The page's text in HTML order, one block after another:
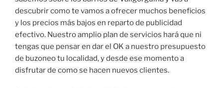
descubrir como te vamos a ofrecer muchos beneficios
y los precios más bajos en reparto de publicidad
efectivo. Nuestro amplio plan de servicios hará que ni
tengas que pensar en dar el OK a nuestro presupuesto
de buzoneo tu localidad, y desde ese momento a
disfrutar de como se hacen nuevos clientes.